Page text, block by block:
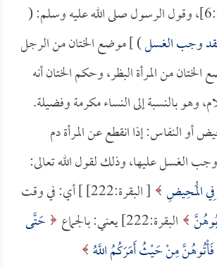
(
فقد وجب الغسل) ] موضع الختان من الرجل
من المرأة البظر، وحكم الختان أنه
وهو بالنسبة إلى النساء مكرمة وفضيلة.
أو النفاس: إذا انقطع عن المرأة دم
الغسل عليها، وذلك لقول الله تعالى:
فِي الْمَحِيضِ
[ البقرة:222] ] أي: في وقت
البقرة:222] يعني: بالجماع
حَتَّى
مِنْ حَيْثُ أَمَرَكُمُ اللَّهُ